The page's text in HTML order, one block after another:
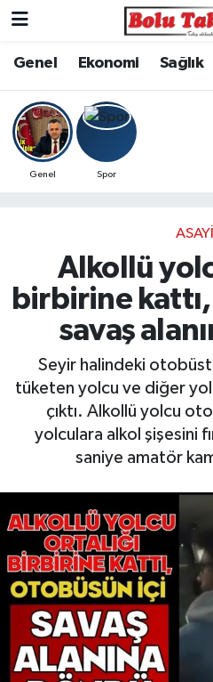
Genel Ekonomi Sağlık
Genel Spor
Alkollü
birbirine
savaş
Seyir halindeki
tüketen yolcu ve diğer
çıktı. Alkollü yolcu
yolculara alkol şişesini
saniye amatör